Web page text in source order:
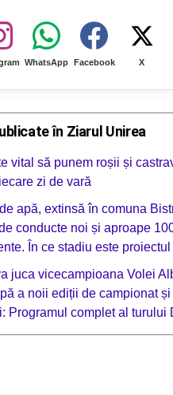
WhatsApp Facebook X
în Ziarul Unirea
vital să punem roșii și
zi de vară
apă, extinsă în comuna
conducte noi și aproape
În ce stadiu este proiectul
juca vicecampioana Volei
a noii ediții de campionat
Programul complet al turului